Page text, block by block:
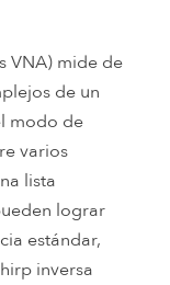
VNA) mide de
de un
modo de
varios
lista
lograr
estándar,
inversa